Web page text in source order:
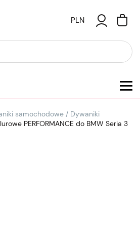
PLN
samochodowe / Dywaniki
PERFORMANCE do BMW Seria 3